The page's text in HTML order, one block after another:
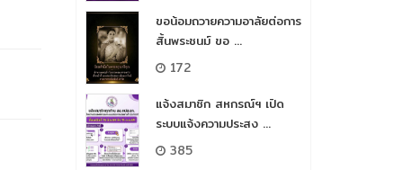
ขอน้อมถวายความอาลัยต่อการ
สิ้นพระชนม์​ ขอ ...
172
แจ้งสมาชิก สหกรณ์ฯ เปิด
ระบบแจ้งความประสง ...
385